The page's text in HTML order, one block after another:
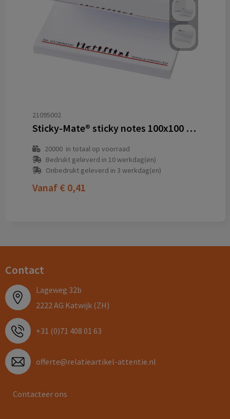
21095002
Sticky-Mate® sticky notes 100x100 mm
20000in totaal op voorraad
Bedrukt geleverd in 10 werkdag(en)
Onbedrukt geleverd in 3 werkdag(en)
Vanaf € 0,41
Contact
Lageweg 32b
2222 AG Katwijk (ZH)
+31 (0)71 408 01 63
offerte@relatieartikel-attentie.nl
Contacteer ons